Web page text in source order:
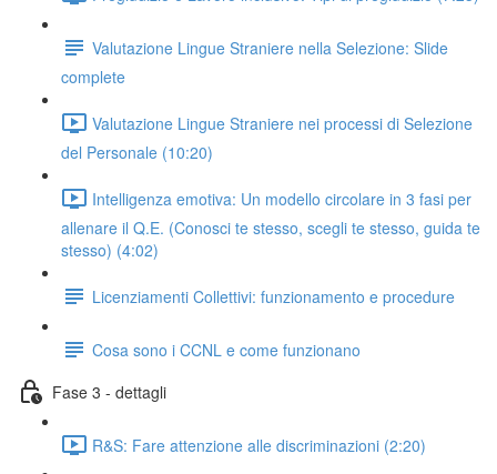
Valutazione Lingue Straniere nella Selezione: Slide
complete
Valutazione Lingue Straniere nei processi di Selezione
del Personale (10:20)
Intelligenza emotiva: Un modello circolare in 3 fasi per
allenare il Q.E. (Conosci te stesso, scegli te stesso, guida te
stesso) (4:02)
Licenziamenti Collettivi: funzionamento e procedure
Cosa sono i CCNL e come funzionano
Fase 3 - dettagli
R&S: Fare attenzione alle discriminazioni (2:20)